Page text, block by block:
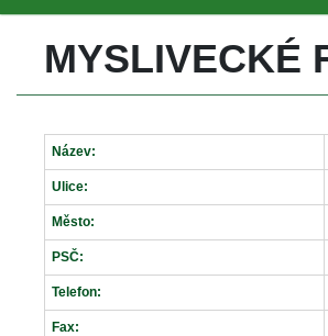
MYSLIVECKÉ
Název:
Ulice:
Město:
PSČ:
Telefon:
Fax: